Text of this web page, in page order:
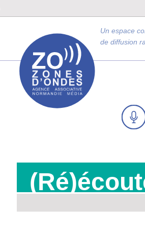
Un espace
de diffusion